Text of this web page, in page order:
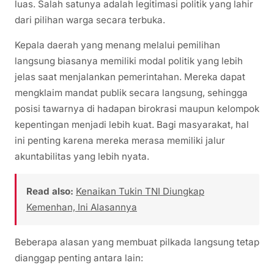
luas. Salah satunya adalah legitimasi politik yang lahir
dari pilihan warga secara terbuka.
Kepala daerah yang menang melalui pemilihan
langsung biasanya memiliki modal politik yang lebih
jelas saat menjalankan pemerintahan. Mereka dapat
mengklaim mandat publik secara langsung, sehingga
posisi tawarnya di hadapan birokrasi maupun kelompok
kepentingan menjadi lebih kuat. Bagi masyarakat, hal
ini penting karena mereka merasa memiliki jalur
akuntabilitas yang lebih nyata.
Read also: Kenaikan Tukin TNI Diungkap
Kemenhan, Ini Alasannya
Beberapa alasan yang membuat pilkada langsung tetap
dianggap penting antara lain: